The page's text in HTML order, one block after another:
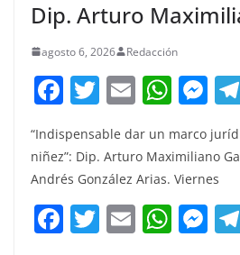
Dip. Arturo
agosto 6, 2026 Redacción
F
c
e
b
o
T
w
itt
er
E
ai
l
W
at
s
A
p
M
e
ss
e
n
g
“Indispensable dar un marco
niñez”: Dip. Arturo Maximiliano
Andrés González Arias. Viernes
F T E W M